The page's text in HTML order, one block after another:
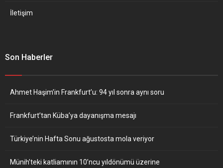
İletişim
Son Haberler
Ahmet Haşim’in Frankfurt’u: 94 yıl sonra aynı soru
Frankfurt’tan Küba’ya dayanışma mesajı
Türkiye’nin Hafta Sonu ağustosta mola veriyor
Münih’teki katliamının 10’ncu yıldönümü üzerine